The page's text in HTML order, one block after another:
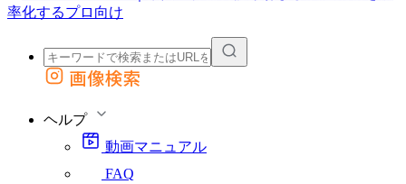
外部サイトの商品をカートに追加
画像検索
ヘルプ
動画マニュアル
FAQ